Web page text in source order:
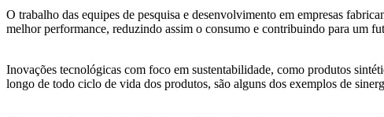
O trabalho das equipes de pesquisa e desenvolvimento em empresas
melhor performance, reduzindo assim o consumo e contribuindo para um
Inovações tecnológicas com foco em sustentabilidade, como produtos
longo de todo ciclo de vida dos produtos, são alguns dos exemplos de